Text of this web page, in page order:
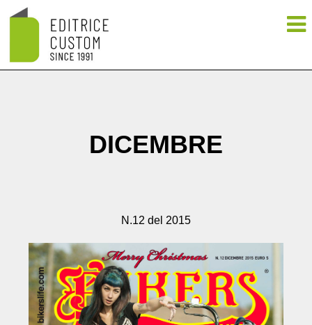
DICEMBRE
N.12 del 2015